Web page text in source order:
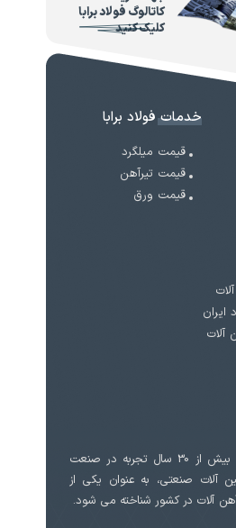
کاتالوگ فولاد برابا
کلیک کنید
خدمات فولاد برابا
قیمت میلگرد
قیمت تیرآهن
قیمت ورق
ایران
آلات
بازرگانی فولاد برابا با بیش از 30 سال تجربه در صنعت
آلات صنعتی، به عنوان یکی از
آهن آلات در کشور شناخته می شود.